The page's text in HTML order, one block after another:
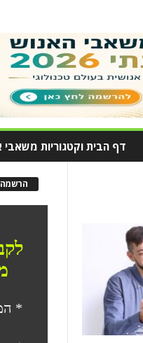
דף הבית וקטגוריות משאבי
הרשמה